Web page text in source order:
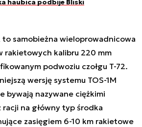
to samobieżna wieloprowadnicowa
rakietowych kalibru 220 mm
podwoziu czołgu T-72.
wersję systemu TOS-1M
bywają nazywane ciężkimi
na główny typ środka
zasięgiem 6-10 km rakietowe